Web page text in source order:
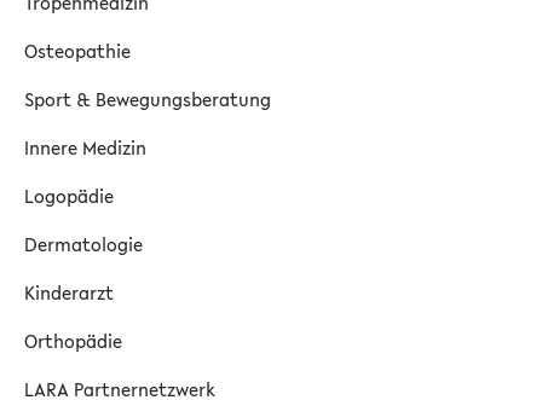
Osteopathie
Sport & Bewegungsberatung
Innere Medizin
Logopädie
Dermatologie
Kinderarzt
Orthopädie
LARA Partnernetzwerk